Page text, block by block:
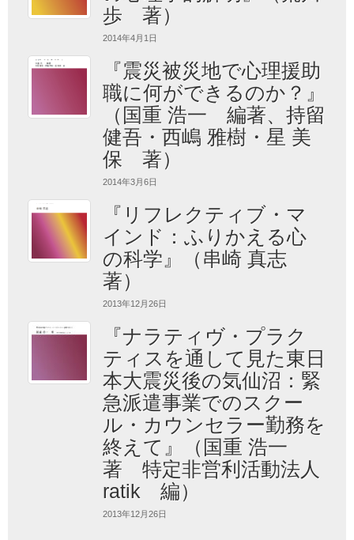
歩 著）
2014年4月1日
『震災被災地で心理援助
職に何ができるのか？』
（国重 浩一 編著、持留
健吾・西嶋 雅樹・星 美
保 著）
2014年3月6日
『リフレクティブ・マ
インド：ふりかえる心
の科学』（串崎 真志
著）
2013年12月26日
『ナラティヴ・プラク
ティスを通して見た東日
本大震災後の気仙沼：緊
急派遣事業でのスクー
ル・カウンセラー勤務を
終えて』（国重 浩一
著 特定非営利活動法人
ratik 編）
2013年12月26日